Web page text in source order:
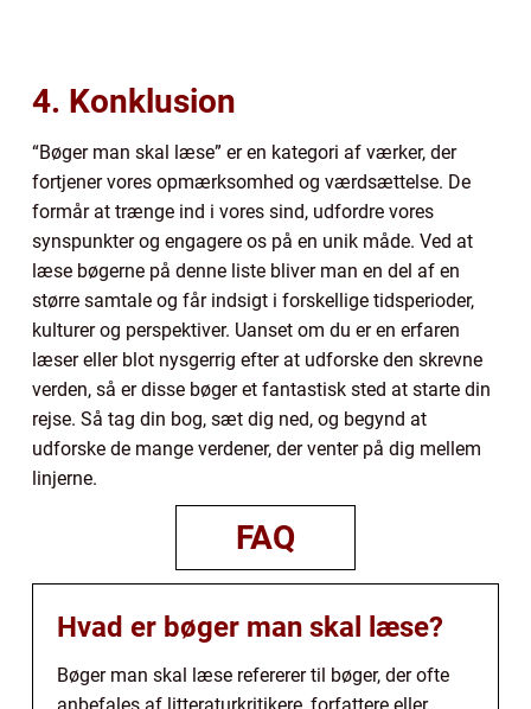
4. Konklusion
“Bøger man skal læse” er en kategori af værker, der
fortjener vores opmærksomhed og værdsættelse. De
formår at trænge ind i vores sind, udfordre vores
synspunkter og engagere os på en unik måde. Ved at
læse bøgerne på denne liste bliver man en del af en
større samtale og får indsigt i forskellige tidsperioder,
kulturer og perspektiver. Uanset om du er en erfaren
læser eller blot nysgerrig efter at udforske den skrevne
verden, så er disse bøger et fantastisk sted at starte din
rejse. Så tag din bog, sæt dig ned, og begynd at
udforske de mange verdener, der venter på dig mellem
linjerne.
FAQ
Hvad er bøger man skal læse?
Bøger man skal læse refererer til bøger, der ofte